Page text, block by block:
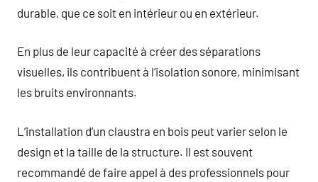
durable, que ce soit en intérieur ou en extérieur.
En plus de leur capacité à créer des séparations
visuelles, ils contribuent à l’isolation sonore, minimisant
les bruits environnants.
L’installation d’un claustra en bois peut varier selon le
design et la taille de la structure. Il est souvent
recommandé de faire appel à des professionnels pour